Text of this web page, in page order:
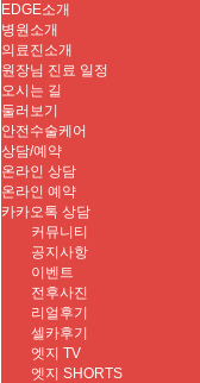
EDGE소개
병원소개
의료진소개
원장님 진료 일정
오시는 길
둘러보기
안전수술케어
상담/예약
온라인 상담
온라인 예약
카카오톡 상담
커뮤니티
공지사항
이벤트
전후사진
리얼후기
셀카후기
엣지 TV
엣지 SHORTS